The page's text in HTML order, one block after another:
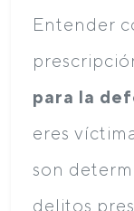
Entender
para la
eres
son
delitos